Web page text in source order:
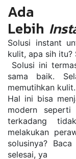
Ada
Lebih
Solusi instant
kulit, apa sih itu?
Solusi ini
sama baik.
memutihkan kulit.
Hal ini bisa
modern
terkadang
melakukan
solusinya?
selesai, ya